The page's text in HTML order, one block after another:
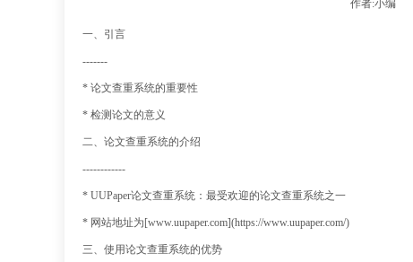
作者:小编
一、引言
-------
* 论文查重系统的重要性
* 检测论文的意义
二、论文查重系统的介绍
------------
* UUPaper论文查重系统：最受欢迎的论文查重系统之一
* 网站地址为[www.uupaper.com](https://www.uupaper.com/)
三、使用论文查重系统的优势